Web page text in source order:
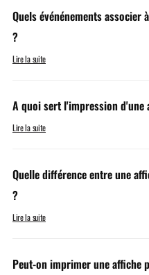
Quels événénements
?
Lire la suite
A quoi sert l'impression
Lire la suite
Quelle différence entre une
?
Lire la suite
Peut-on imprimer une affiche